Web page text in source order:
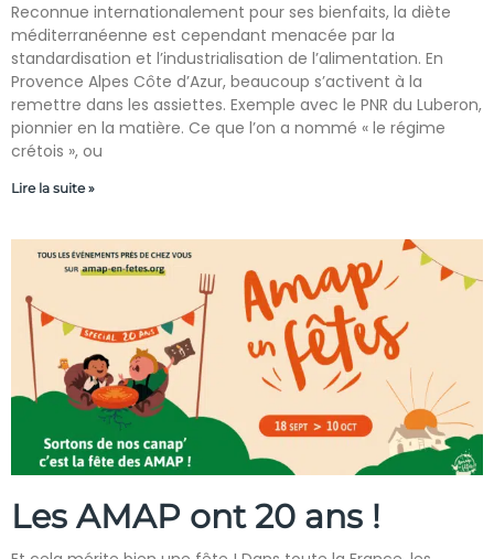
Reconnue internationalement pour ses bienfaits, la diète
méditerranéenne est cependant menacée par la
standardisation et l’industrialisation de l’alimentation. En
Provence Alpes Côte d’Azur, beaucoup s’activent à la
remettre dans les assiettes. Exemple avec le PNR du Luberon,
pionnier en la matière. Ce que l’on a nommé « le régime
crétois », ou
Lire la suite »
Les AMAP ont 20 ans !